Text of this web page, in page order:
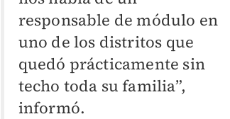
responsable de módulo en
uno de los distritos que
quedó prácticamente sin
techo toda su familia”,
informó.